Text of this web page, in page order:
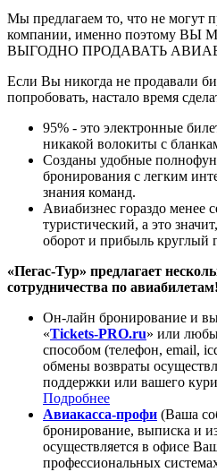
Мы предлагаем то, что не могут
компании, именно поэтому
ВЫГОДНО ПРОДАВАТЬ
Если Вы никогда не продавали
попробовать, настало время
95% - это электронные
никакой волокиты с
Созданы удобные
бронирования с легким
знания команд.
Авиабизнес гораздо менее
туристический, а это
оборот и прибыль круглый
«Пегас-Тур» предлагает
сотрудничества по авиабилетам!
Он-лайн бронирование и
«Tickets-PRO.ru» или
способом (телефон, email,
обмены возвраты
поддержки или вашего
Подробнее
Авиакасса-профи (Ваша
бронирование, выписка и
осуществляется в офисе
профессиональных